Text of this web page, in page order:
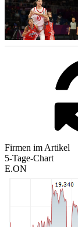
Firmen im Artikel
5-Tage-Chart
E.ON